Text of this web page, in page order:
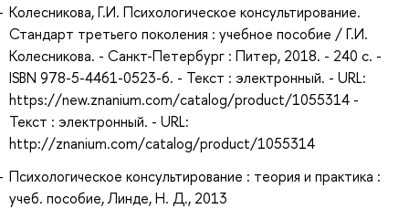
Колесникова, Г.И. Психологическое консультирование.
Стандарт третьего поколения : учебное пособие / Г.И.
Колесникова. - Санкт-Петербург : Питер, 2018. - 240 с. -
ISBN 978-5-4461-0523-6. - Текст : электронный. - URL:
https://new.znanium.com/catalog/product/1055314 -
Текст : электронный. - URL:
http://znanium.com/catalog/product/1055314
Психологическое консультирование : теория и практика :
учеб. пособие, Линде, Н. Д., 2013